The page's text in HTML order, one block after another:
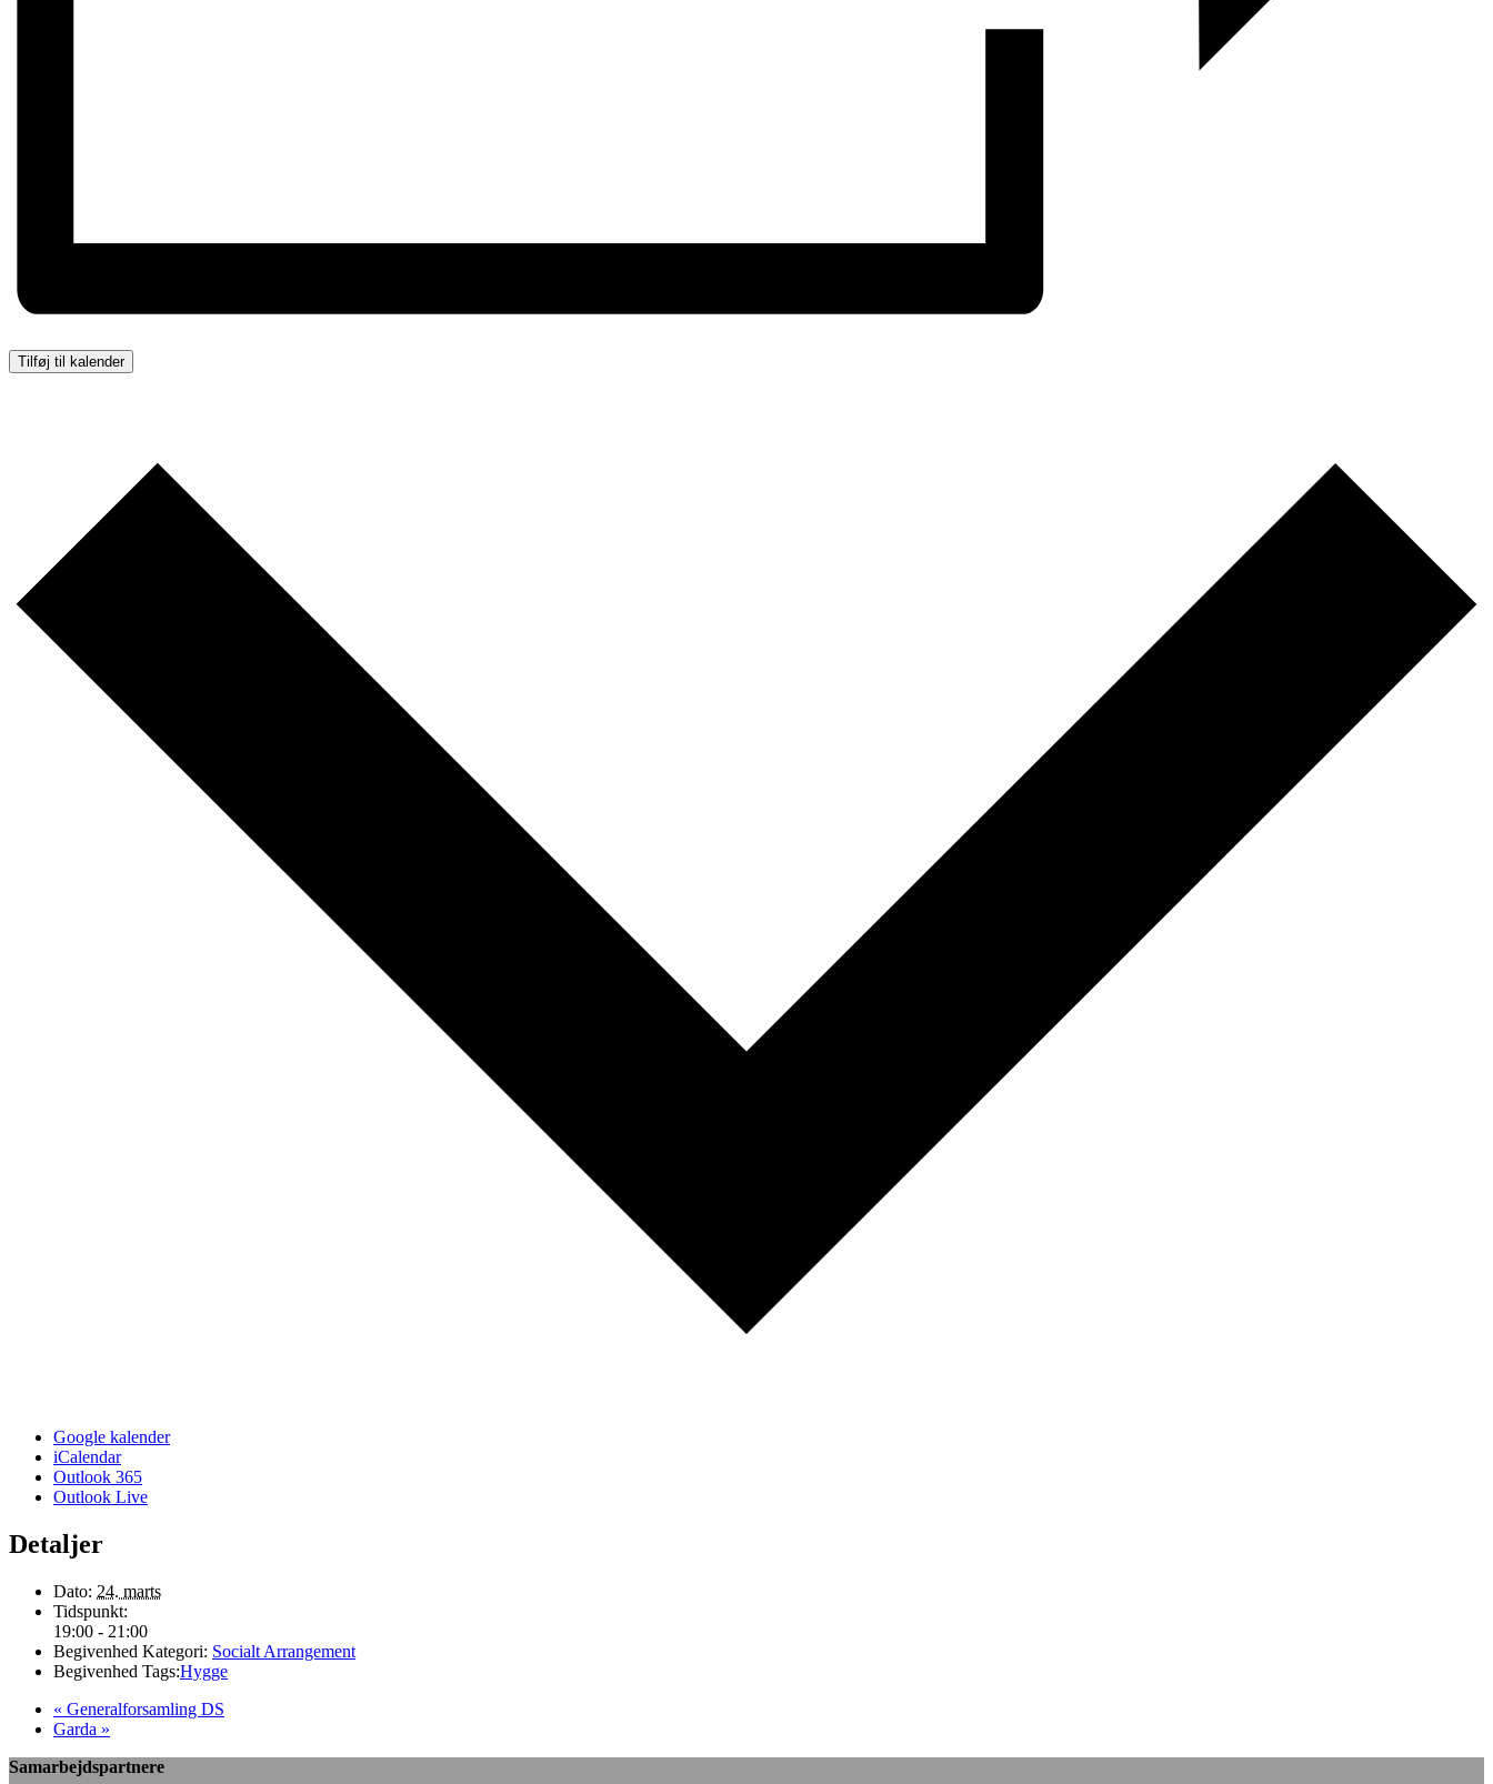
Tilføj til kalender
Google kalender
iCalendar
Outlook 365
Outlook Live
Detaljer
Dato: 24. marts
Tidspunkt:
19:00 - 21:00
Begivenhed Kategori: Socialt Arrangement
Begivenhed Tags:Hygge
« Generalforsamling DS
Garda »
Samarbejdspartnere